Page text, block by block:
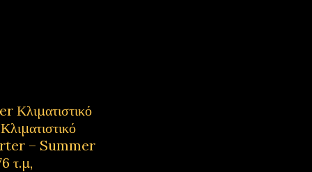
– Summer
τ.μ,